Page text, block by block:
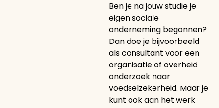
Ben je na jouw studie je
eigen sociale
onderneming begonnen?
Dan doe je bijvoorbeeld
als consultant voor een
organisatie of overheid
onderzoek naar
voedselzekerheid. Maar je
kunt ook aan het werk